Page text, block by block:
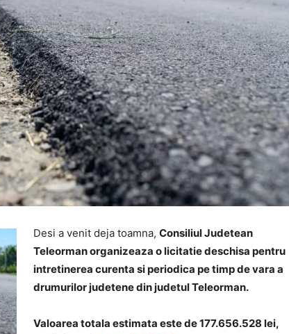
Desi a venit deja toamna, Consiliul Judetean
Teleorman organizeaza o licitatie deschisa pentru
intretinerea curenta si periodica pe timp de vara a
drumurilor judetene din judetul Teleorman.
Valoarea totala estimata este de 177.656.528 lei,